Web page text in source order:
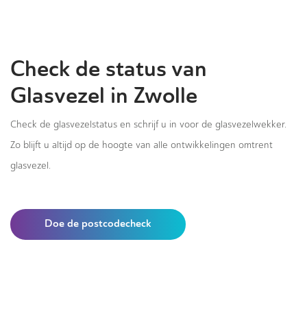
Check de status van
Glasvezel in Zwolle
Check de glasvezelstatus en schrijf u in voor de glasvezelwekker.
Zo blijft u altijd op de hoogte van alle ontwikkelingen omtrent
glasvezel.
Doe de postcodecheck